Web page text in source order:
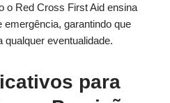
o Red Cross First Aid ensina
garantindo que
qualquer eventualidade.
para